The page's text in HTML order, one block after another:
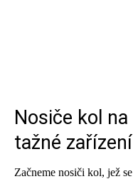
Nosiče kol na
tažné zařízení
Začneme nosiči kol, jež se